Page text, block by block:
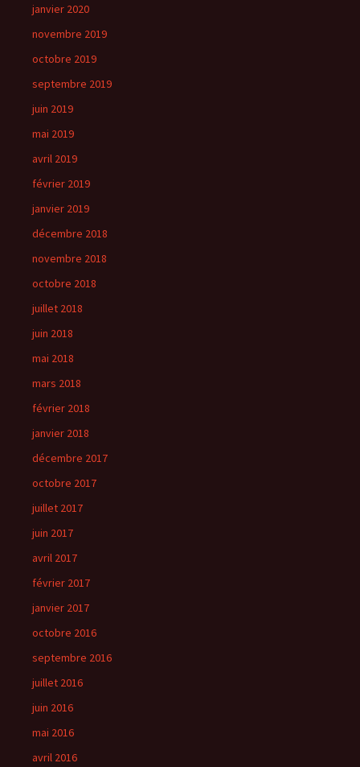
janvier 2020
novembre 2019
octobre 2019
septembre 2019
juin 2019
mai 2019
avril 2019
février 2019
janvier 2019
décembre 2018
novembre 2018
octobre 2018
juillet 2018
juin 2018
mai 2018
mars 2018
février 2018
janvier 2018
décembre 2017
octobre 2017
juillet 2017
juin 2017
avril 2017
février 2017
janvier 2017
octobre 2016
septembre 2016
juillet 2016
juin 2016
mai 2016
avril 2016